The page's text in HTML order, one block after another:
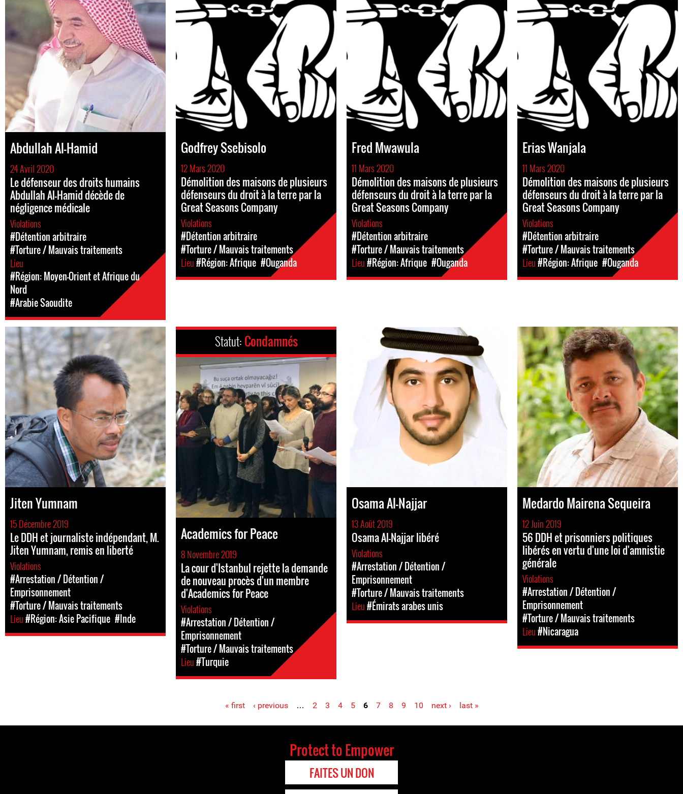
Abdullah Al-Hamid
24 Avril 2020
Le défenseur des droits humains
Abdullah Al-Hamid décède de
négligence médicale
Violations
#Détention arbitraire
#Torture / Mauvais traitements
Lieu
#Région: Moyen-Orient et Afrique du
Nord
#Arabie Saoudite
Godfrey Ssebisolo
12 Mars 2020
Démolition des maisons de plusieurs
défenseurs du droit à la terre par la
Great Seasons Company
Violations
#Détention arbitraire
#Torture / Mauvais traitements
Lieu#Région: Afrique #Ouganda
Fred Mwawula
11 Mars 2020
Démolition des maisons de plusieurs
défenseurs du droit à la terre par la
Great Seasons Company
Violations
#Détention arbitraire
#Torture / Mauvais traitements
Lieu#Région: Afrique #Ouganda
Erias Wanjala
11 Mars 2020
Démolition des maisons de plusieurs
défenseurs du droit à la terre par la
Great Seasons Company
Violations
#Détention arbitraire
#Torture / Mauvais traitements
Lieu#Région: Afrique #Ouganda
Jiten Yumnam
15 Décembre 2019
Le DDH et journaliste indépendant, M.
Jiten Yumnam, remis en liberté
Violations
#Arrestation / Détention /
Emprisonnement
#Torture / Mauvais traitements
Lieu#Région: Asie Pacifique #Inde
Statut: Condamnés
Academics for Peace
8 Novembre 2019
La cour d'Istanbul rejette la demande
de nouveau procès d'un membre
d'Academics for Peace
Violations
#Arrestation / Détention /
Emprisonnement
#Torture / Mauvais traitements
Lieu#Turquie
Osama Al-Najjar
13 Août 2019
Osama Al-Najjar libéré
Violations
#Arrestation / Détention /
Emprisonnement
#Torture / Mauvais traitements
Lieu#Émirats arabes unis
Medardo Mairena Sequeira
12 Juin 2019
56 DDH et prisonniers politiques
libérés en vertu d'une loi d'amnistie
générale
Violations
#Arrestation / Détention /
Emprisonnement
#Torture / Mauvais traitements
Lieu#Nicaragua
Pages « first ‹ previous … 2 3 4 5 6 7 8 9 10 next › last »
Protect to Empower
FAITES UN DON